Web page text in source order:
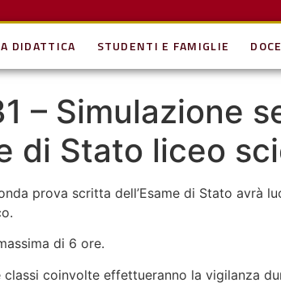
DIDATTICA STUDENTI E FAMIGLIE
– Simulazione
di Stato liceo
prova scritta dell’Esame di Stato avrà
di 6 ore.
coinvolte effettueranno la vigilanza